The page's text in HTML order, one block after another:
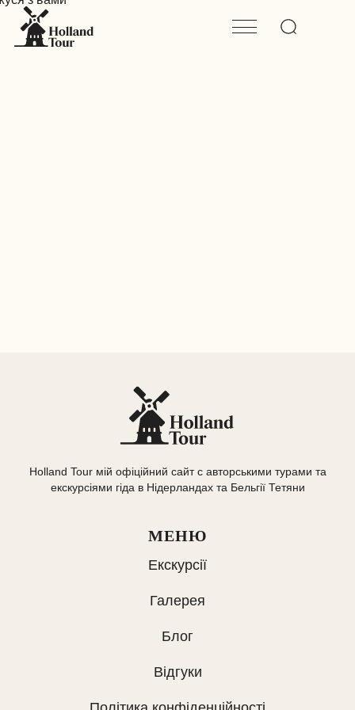
Holland Tour мій офіційний сайт с авторськими турами та
екскурсіями гіда в Нідерландах та Бельгії Тетяни
МЕНЮ
Екскурсії
Галерея
Блог
Відгуки